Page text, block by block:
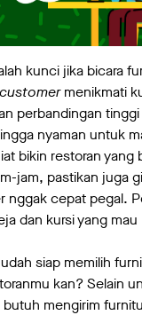
kunci jika bicara
customermenikmati
perbandingan
nyaman untuk
bikin restoran yang
jam, pastikan juga
nggak cepat pegal.
dan kursi yang mau
siap memilih
kan? Selain
butuh mengirim